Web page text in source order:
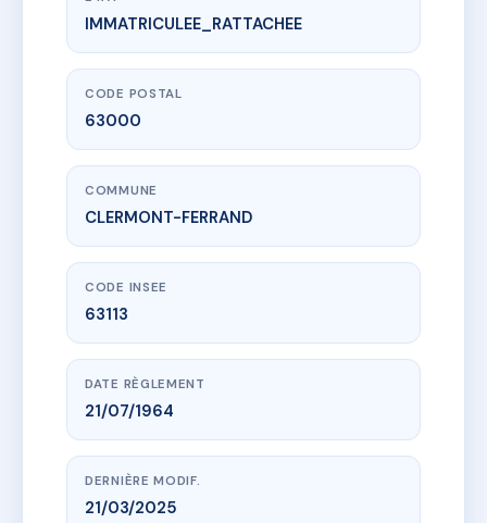
www.vme.plus/AC6595995
SDC JAUBERT
3 r nelaton63000 CLERMONT-FERRAND
IMMATRICULEE_RATTACHEE
CODE POSTAL
63000
COMMUNE
CLERMONT-FERRAND
CODE INSEE
63113
DATE RÈGLEMENT
21/07/1964
DERNIÈRE MODIF.
21/03/2025